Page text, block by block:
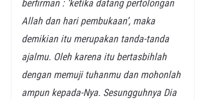
berfirman : ‘ketika datang pertolongan
Allah dan hari pembukaan’, maka
demikian itu merupakan tanda-tanda
ajalmu. Oleh karena itu bertasbihlah
dengan memuji tuhanmu dan mohonlah
ampun kepada-Nya. Sesungguhnya Dia